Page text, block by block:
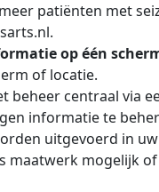
patiënten met
op één
of locatie.
beheer centraal via
informatie te
uitgevoerd in
mogelijk